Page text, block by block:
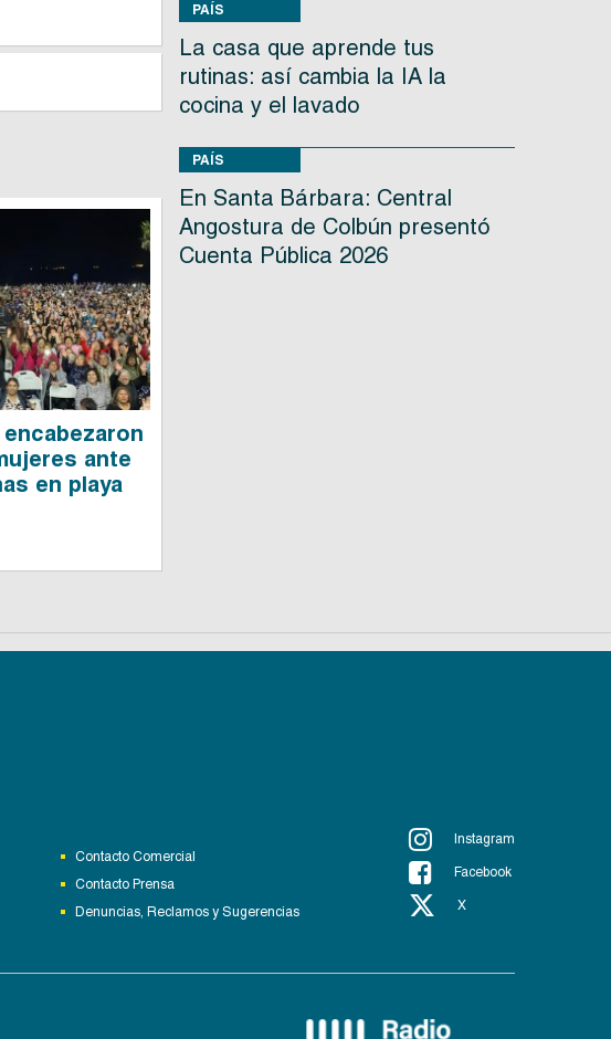
ante
en playa
PAÍS
La casa que aprende tus
rutinas: así cambia la IA la
cocina y el lavado
PAÍS
En Santa Bárbara: Central
Angostura de Colbún presentó
Cuenta Pública 2026
Contacto Comercial
Contacto Prensa
Denuncias, Reclamos y Sugerencias
Instagram
Facebook
X